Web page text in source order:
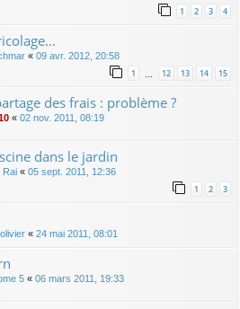
1 2 3 4
« 09 avr. 2012, 20:58
1 12 13 14 15
des frais : problème ?
« 02 nov. 2011, 08:19
dans le jardin
Rai « 05 sept. 2011, 12:36
1 2 3
« 24 mai 2011, 08:01
5 « 06 mars 2011, 19:33